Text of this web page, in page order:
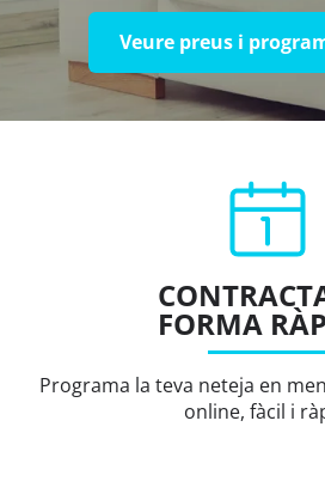
Veure preus i
FORMA
Programa la teva neteja en
online, fàcil i